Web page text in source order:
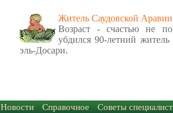
Житель Саудовской Аравии
Возраст - счастью не
убдился 90-летний
эль-Досари.
Новости Справочное Советы